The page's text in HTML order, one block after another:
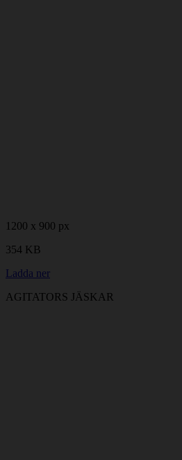
1200 x 900 px
354 KB
Ladda ner
AGITATORS JÄSKAR